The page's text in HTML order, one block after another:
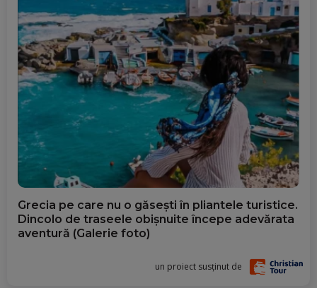
Grecia pe care nu o găsești în pliantele turistice.
Dincolo de traseele obișnuite începe adevărata
aventură (Galerie foto)
un proiect susținut de